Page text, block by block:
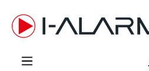
springen